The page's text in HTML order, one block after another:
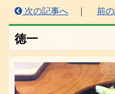
次の記事へ ｜ 前
徳一